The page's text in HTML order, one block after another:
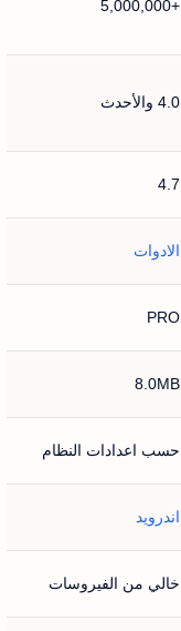
+5,000,000
4.0 والأحدث
4.7
الادوات
PRO
8.0MB
حسب اعدادات النظام
اندرويد
خالي من الفيروسات